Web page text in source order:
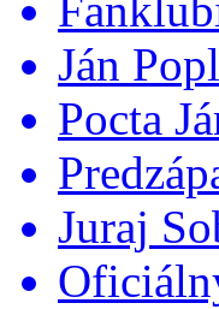
Ján
Pocta
Juraj